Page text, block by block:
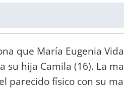
que María Eugenia
su hija Camila (16). La
parecido físico con su